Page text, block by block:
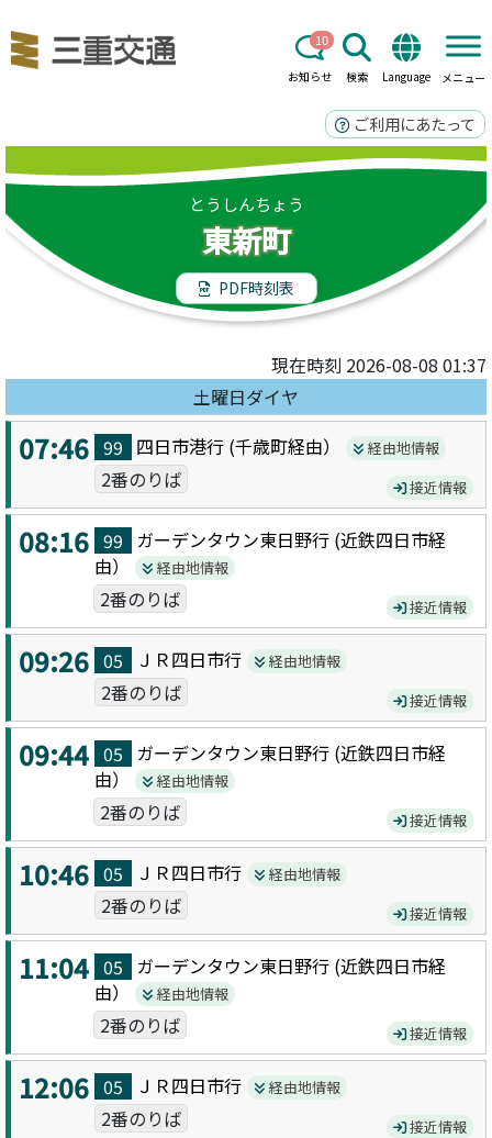
お知らせ
10
検索 Language メニュー
ご利用にあたって
とうしんちょう
東新町
PDF時刻表
現在時刻 2026-08-08 01:37
土曜日ダイヤ
07:46 99 四日市港行 (千歳町経由） 経由地情報
2番のりば 接近情報
08:16 99 ガーデンタウン東日野行 (近鉄四日市経
由）
経由地情報
2番のりば 接近情報
09:26 05 ＪＲ四日市行 経由地情報
2番のりば 接近情報
09:44 05 ガーデンタウン東日野行 (近鉄四日市経
由）
経由地情報
2番のりば 接近情報
10:46 05 ＪＲ四日市行 経由地情報
2番のりば 接近情報
11:04 05 ガーデンタウン東日野行 (近鉄四日市経
由）
経由地情報
2番のりば 接近情報
12:06 05 ＪＲ四日市行 経由地情報
2番のりば 接近情報